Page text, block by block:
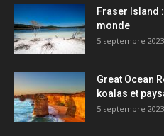
Fraser Island
monde
5 septembre 2023
Great Ocean
koalas et
5 septembre 2023